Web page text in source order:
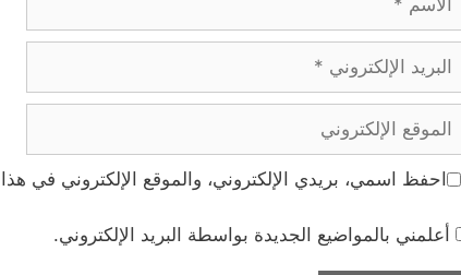
البريد
الإلكتروني
الموقع
الإلكتروني
احفظ اسمي، بريدي الإلكتروني، والموقع الإلكتروني في
أعلمني بالمواضيع الجديدة بواسطة البريد الإلكتروني.